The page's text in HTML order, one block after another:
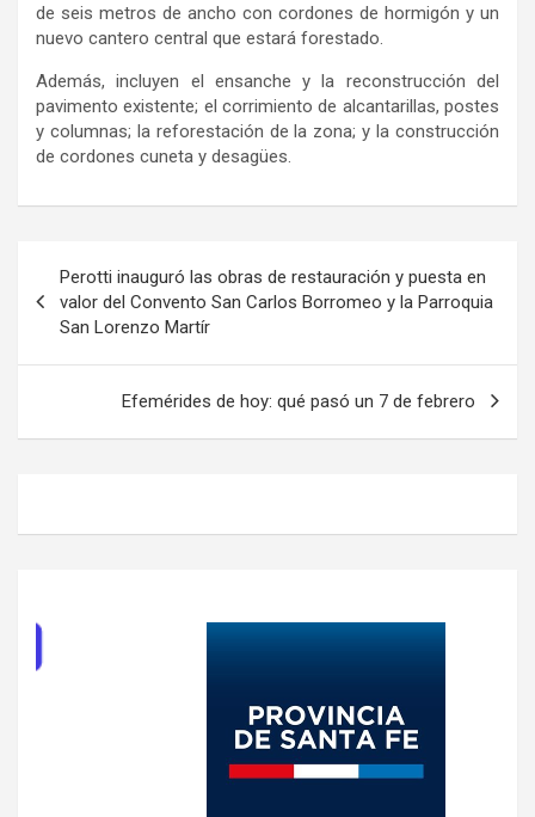
de seis metros de ancho con cordones de hormigón y un
nuevo cantero central que estará forestado.
Además, incluyen el ensanche y la reconstrucción del
pavimento existente; el corrimiento de alcantarillas, postes
y columnas; la reforestación de la zona; y la construcción
de cordones cuneta y desagües.
de
entradas
Perotti inauguró las obras de restauración y puesta en
valor del Convento San Carlos Borromeo y la Parroquia
San Lorenzo Martír
Efemérides de hoy: qué pasó un 7 de febrero